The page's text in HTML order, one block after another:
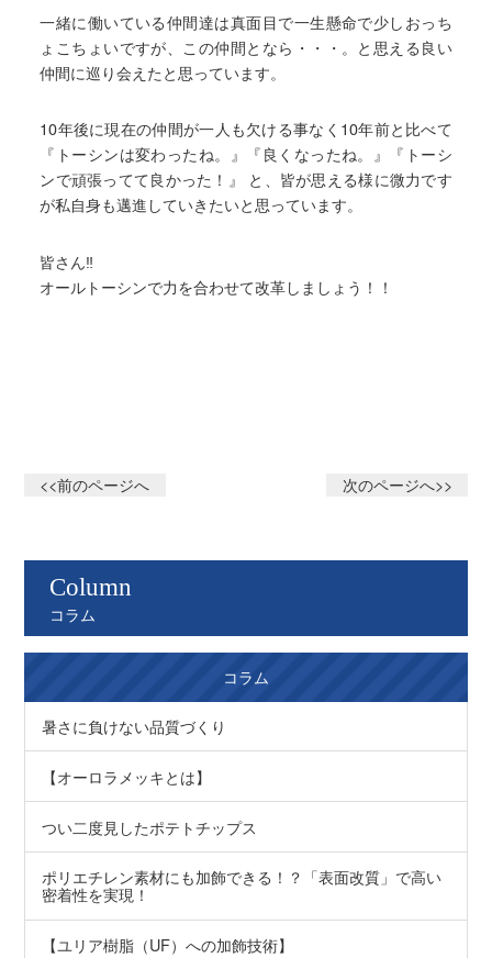
Column
コラム
コラム
暑さに負けない品質づくり
【オーロラメッキとは】
つい二度見したポテトチップス
ポリエチレン素材にも加飾できる！？「表面改質」で高い
密着性を実現！
【ユリア樹脂（UF）への加飾技術】
一緒に働いている仲間達は真面目で一生懸命で少しおっち
ょこちょいですが、この仲間となら・・・。と思える良い
仲間に巡り会えたと思っています。
10年後に現在の仲間が一人も欠ける事なく10年前と比べて
『トーシンは変わったね。』『良くなったね。』『トーシ
ンで頑張ってて良かった！』 と、皆が思える様に微力です
が私自身も邁進していきたいと思っています。
皆さん‼
オールトーシンで力を合わせて改革しましょう！！
<<前のページへ 次のページへ>>